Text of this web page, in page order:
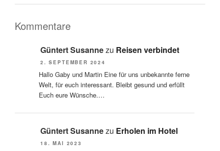
Kommentare
Güntert Susannezu Reisen verbindet
2. SEPTEMBER 2024
Hallo Gaby und Martin Eine für uns unbekannte ferne
Welt, für euch interessant. Bleibt gesund und erfüllt
Euch eure Wünsche.…
Güntert Susannezu Erholen im Hotel
18. MAI 2023